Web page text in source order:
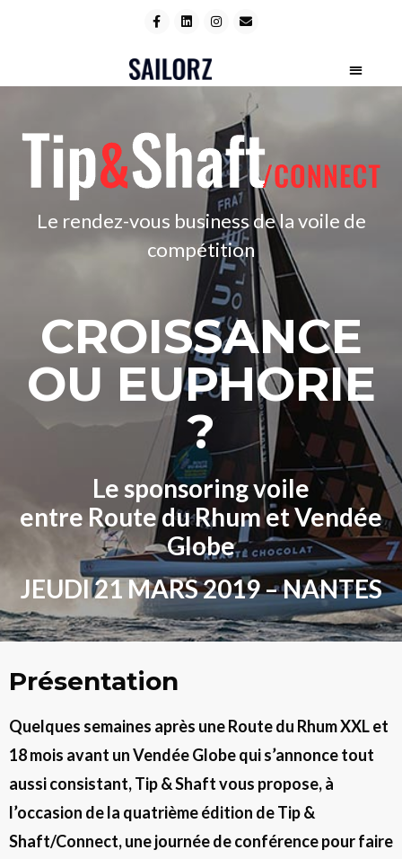
Le rendez-vous business de la voile de
compétition
CROISSANCE
OU EUPHORIE
?
Le sponsoring voile
entre Route du Rhum et Vendée
Globe
JEUDI 21 MARS 2019 – NANTES
Présentation
Quelques semaines après une Route du Rhum XXL et
18 mois avant un Vendée Globe qui s’annonce tout
aussi consistant, Tip & Shaft vous propose, à
l’occasion de la quatrième édition de Tip &
Shaft/Connect, une journée de conférence pour faire